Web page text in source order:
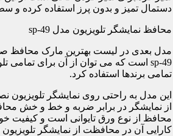
دستمال تمیز و بدون پرز استفاده کرده و
محافظ نمایشگر تلویزیون مدل sp-49
مدل بعدی در لیست بهترین مارک محافظ
تمامی برندها استفاده کرد.
این مدل به راحتی روی نمایشگر
از نمایشگر در برابر ضربه و خط و خش
محافظ از نوع ورق تایوانی است و کیفیت
کارایی آن در محافظت از نمایشگر